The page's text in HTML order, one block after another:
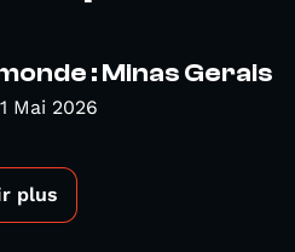
: Minas Gerais
Mai 2026
plus